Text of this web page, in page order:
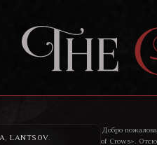
LANTSOV.
Добро
of Crows».